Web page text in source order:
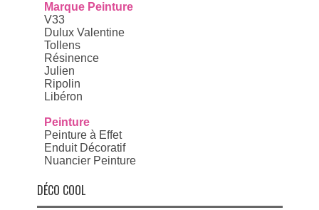
Marque Peinture
V33
Dulux Valentine
Tollens
Résinence
Julien
Ripolin
Libéron
Peinture
Peinture à Effet
Enduit Décoratif
Nuancier Peinture
DÉCO COOL